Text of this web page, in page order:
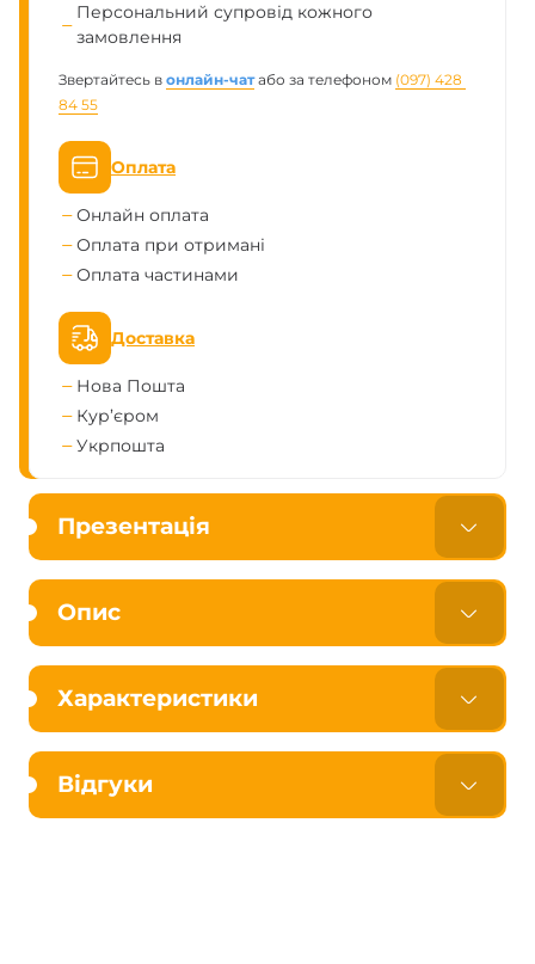
Персональний супровід кожного
замовлення
Звертайтесь в онлайн-чат або за телефоном (097) 428
84 55
Оплата
Онлайн оплата
Оплата при отримані
Оплата частинами
Доставка
Нова Пошта
Кур’єром
Укрпошта
Презентація
Опис
Характеристики
Відгуки